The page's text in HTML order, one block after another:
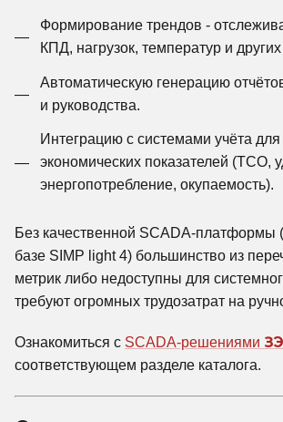
Формирование трендов -
КПД, нагрузок, температур и
Автоматическую генерацию
и руководства.
Интеграцию с системами учёта для
экономических показателей (TCO,
энергопотребление, окупаемость).
Без качественной SCADA-платформы
базе SIMP light 4) большинство из
метрик либо недоступны для
требуют огромных трудозатрат на
Ознакомиться с SCADA-решениями
соответствующем разделе каталога.